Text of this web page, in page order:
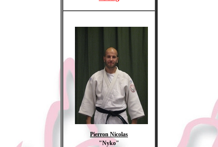
Pierron Nicolas
"Nyko"